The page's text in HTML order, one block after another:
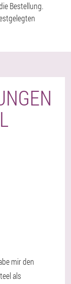
Bestellung.
mir den
als